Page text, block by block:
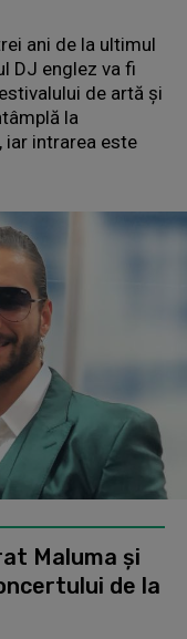
ani de la ultimul
DJ englez va fi
de artă și
la
iar intrarea este
Maluma și
de la